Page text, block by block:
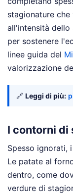
stagionature
all'intensità dello
per sostenere
linee guida del
valorizzazione
🔗 Leggi di più:
I contorni di
Spesso ignorati,
Le patate al
dentro, come
verdure di